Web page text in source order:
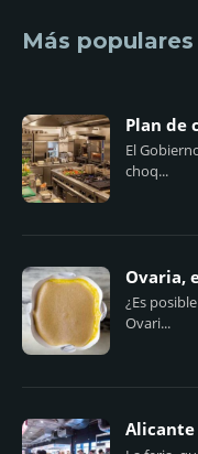
Más populares
Plan de
El
choq...
Ovaria,
¿Es
Ovari...
Alicante